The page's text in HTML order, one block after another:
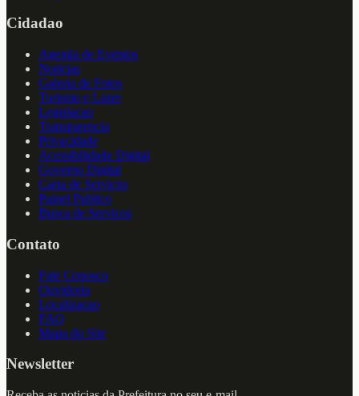
Cidadao
Agenda de Eventos
Noticias
Galeria de Fotos
Turismo e Lazer
Legislacao
Transparencia
Privacidade
Acessibilidade Digital
Governo Digital
Carta de Servicos
Painel Publico
Busca de Servicos
Contato
Fale Conosco
Ouvidoria
Localizacao
FAQ
Mapa do Site
Newsletter